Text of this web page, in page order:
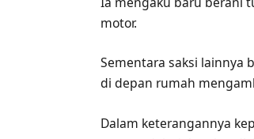
motor.
Sementara saksi lainnya
di depan rumah
Dalam keterangannya